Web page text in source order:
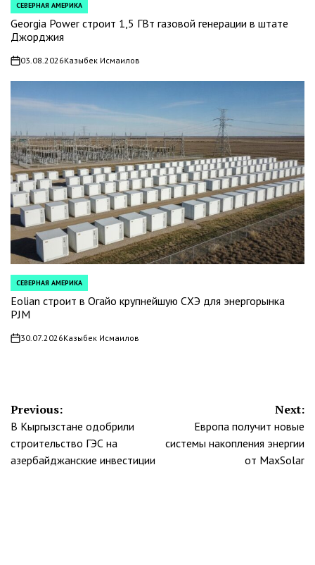
POSTED
IN
СЕВЕРНАЯ АМЕРИКА
Georgia Power строит 1,5 ГВт газовой генерации в штате
Джорджия
on03.08.2026Казыбек Исмаилов
POSTED
IN
СЕВЕРНАЯ АМЕРИКА
Eolian строит в Огайо крупнейшую СХЭ для энергорынка
PJM
on30.07.2026Казыбек Исмаилов
Навигация
по
записям
Previous:
В Кыргызстане одобрили
строительство ГЭС на
азербайджанские инвестиции
Next:
Европа получит новые
системы накопления энергии
от MaxSolar